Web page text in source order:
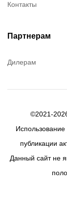
Контакты
Партнерам
Дилерам
©2021-
Использование
публикации
Данный сайт не